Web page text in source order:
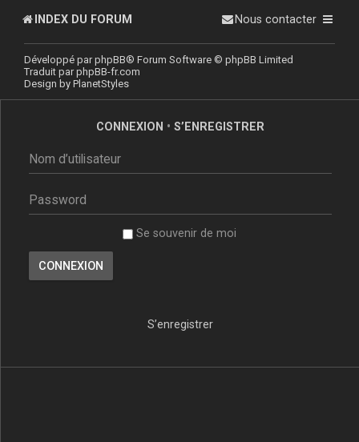
INDEX DU FORUM Nous contacter
Développé parphpBB® Forum Software © phpBB Limited
Traduit parphpBB-fr.com
Design by PlanetStyles
CONNEXION • S’ENREGISTRER
Se souvenir de moi
S’enregistrer